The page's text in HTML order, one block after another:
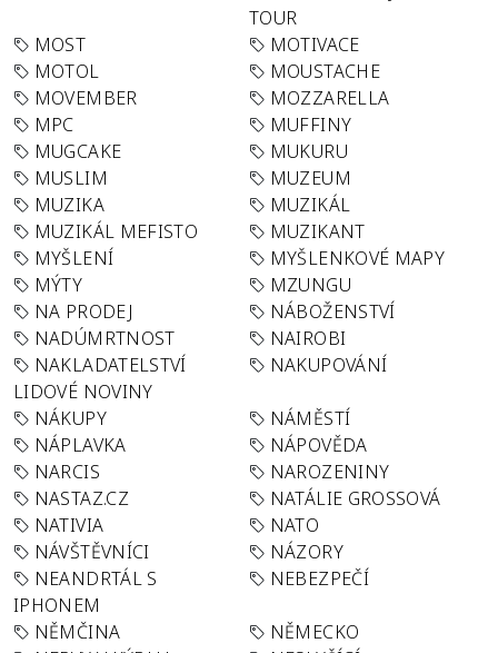
TOUR
MOST
MOTIVACE
MOTOL
MOUSTACHE
MOVEMBER
MOZZARELLA
MPC
MUFFINY
MUGCAKE
MUKURU
MUSLIM
MUZEUM
MUZIKA
MUZIKÁL
MUZIKÁL MEFISTO
MUZIKANT
MYŠLENÍ
MYŠLENKOVÉ MAPY
MÝTY
MZUNGU
NA PRODEJ
NÁBOŽENSTVÍ
NADÚMRTNOST
NAIROBI
NAKLADATELSTVÍ
LIDOVÉ NOVINY
NAKUPOVÁNÍ
NÁKUPY
NÁMĚSTÍ
NÁPLAVKA
NÁPOVĚDA
NARCIS
NAROZENINY
NASTAZ.CZ
NATÁLIE GROSSOVÁ
NATIVIA
NATO
NÁVŠTĚVNÍCI
NÁZORY
NEANDRTÁL S
IPHONEM
NEBEZPEČÍ
NĚMČINA
NĚMECKO